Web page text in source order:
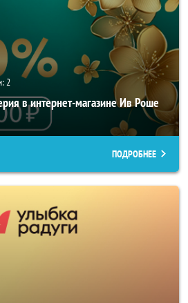
2
в интернет-магазине Ив Роше
ПОДРОБНЕЕ